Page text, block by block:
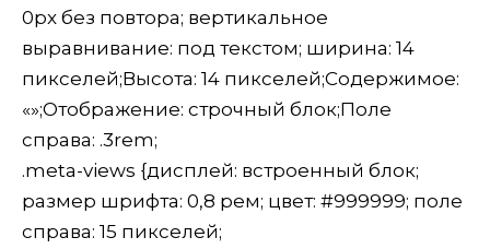
0px без повтора; вертикальное
выравнивание: под текстом; ширина: 14
пикселей;Высота: 14 пикселей;Содержимое:
«»;Отображение: строчный блок;Поле
справа: .3rem;
.meta-views {дисплей: встроенный блок;
размер шрифта: 0,8 рем; цвет: #999999; поле
справа: 15 пикселей;